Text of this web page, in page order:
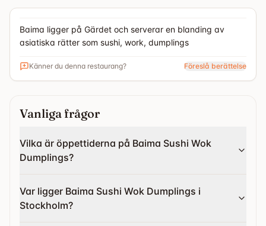
Baima ligger på Gärdet och serverar en blanding av
asiatiska rätter som sushi, work, dumplings
Känner du denna restaurang? Föreslå berättelse
Vanliga frågor
Vilka är öppettiderna på Baima Sushi Wok
Dumplings?
Var ligger Baima Sushi Wok Dumplings i
Stockholm?